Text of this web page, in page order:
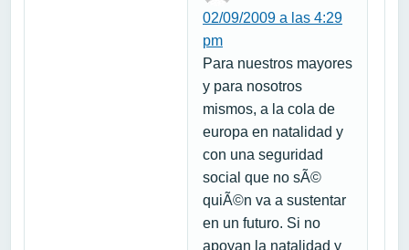
02/09/2009 a las 4:29
pm
Para nuestros mayores
y para nosotros
mismos, a la cola de
europa en natalidad y
con una seguridad
social que no sÃ©
quiÃ©n va a sustentar
en un futuro. Si no
apoyan la natalidad y